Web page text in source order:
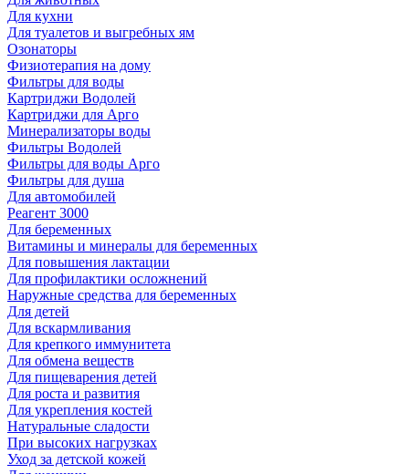
Для кухни
Для туалетов и выгребных ям
Озонаторы
Физиотерапия на дому
Фильтры для воды
Картриджи Водолей
Картриджи для Арго
Минерализаторы воды
Фильтры Водолей
Фильтры для воды Арго
Фильтры для душа
Для автомобилей
Реагент 3000
Для беременных
Витамины и минералы для беременных
Для повышения лактации
Для профилактики осложнений
Наружные средства для беременных
Для детей
Для вскармливания
Для крепкого иммунитета
Для обмена веществ
Для пищеварения детей
Для роста и развития
Для укрепления костей
Натуральные сладости
При высоких нагрузках
Уход за детской кожей